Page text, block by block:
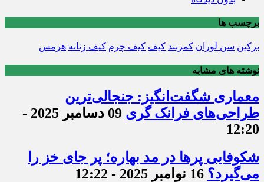
برچسب ها
برکین سن لوران کمربند کیف کیف چرم کیف زنانه هرمس
نوشته های مشابه
معماری شگفت‌انگیز: جنجالی‌ترین
طراحی‌های فرانک گری
09 دسامبر 2025 -
12:20
شکوفایی پرها در مد بهاره؛ پر جای خز را
می‌گیرد؟ 16 نوامبر 2025 - 12:22